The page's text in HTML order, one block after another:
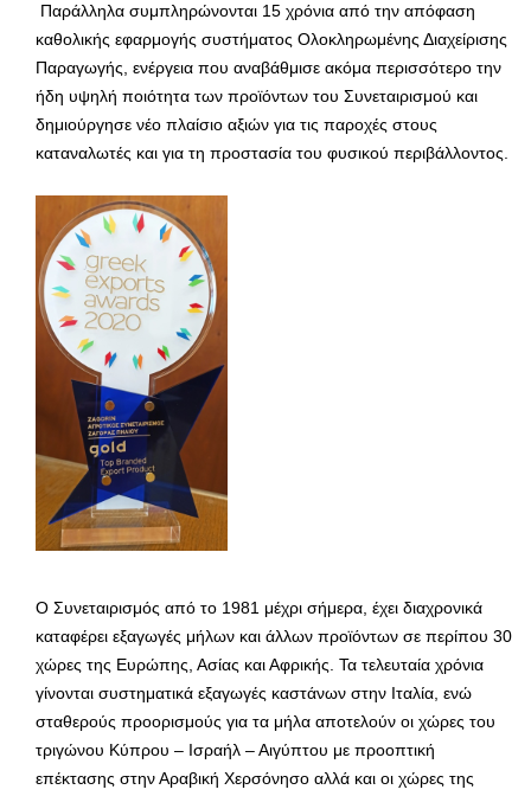
Παράλληλα συμπληρώνονται 15 χρόνια από την απόφαση
καθολικής εφαρμογής συστήματος Ολοκληρωμένης Διαχείρισης
Παραγωγής, ενέργεια που αναβάθμισε ακόμα περισσότερο την
ήδη υψηλή ποιότητα των προϊόντων του Συνεταιρισμού και
δημιούργησε νέο πλαίσιο αξιών για τις παροχές στους
καταναλωτές και για τη προστασία του φυσικού περιβάλλοντος.
Ο Συνεταιρισμός από το 1981 μέχρι σήμερα, έχει διαχρονικά
καταφέρει εξαγωγές μήλων και άλλων προϊόντων σε περίπου 30
χώρες της Ευρώπης, Ασίας και Αφρικής. Τα τελευταία χρόνια
γίνονται συστηματικά εξαγωγές καστάνων στην Ιταλία, ενώ
σταθερούς προορισμούς για τα μήλα αποτελούν οι χώρες του
τριγώνου Κύπρου – Ισραήλ – Αιγύπτου με προοπτική
επέκτασης στην Αραβική Χερσόνησο αλλά και οι χώρες της